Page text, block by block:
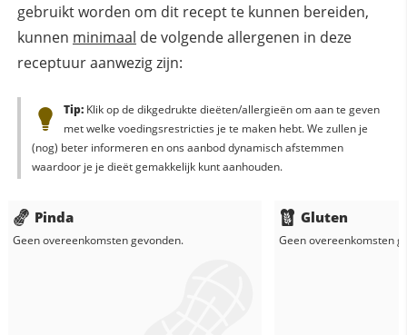
gebruikt worden om dit recept te kunnen bereiden,
kunnen minimaal de volgende allergenen in deze
receptuur aanwezig zijn:
Tip:Klik op de dikgedrukte dieëten/allergieën om aan te geven
met welke voedingsrestricties je te maken hebt. We zullen je
(nog) beter informeren en ons aanbod dynamisch afstemmen
waardoor je je dieët gemakkelijk kunt aanhouden.
Pinda
Geen overeenkomsten gevonden.
Gluten
Geen overeenkomsten